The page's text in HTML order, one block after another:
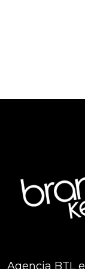
Agencia BTL